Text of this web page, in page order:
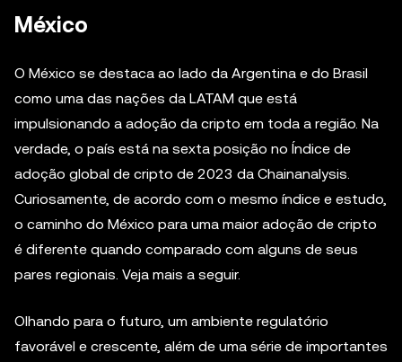
México
O México se destaca ao lado da Argentina e do Brasil
como uma das nações da LATAM que está
impulsionando a adoção da cripto em toda a região. Na
verdade, o país está na sexta posição no Índice de
adoção global de cripto de 2023 da Chainanalysis.
Curiosamente, de acordo com o mesmo índice e estudo,
o caminho do México para uma maior adoção de cripto
é diferente quando comparado com alguns de seus
pares regionais. Veja mais a seguir.
Olhando para o futuro, um ambiente regulatório
favorável e crescente, além de uma série de importantes